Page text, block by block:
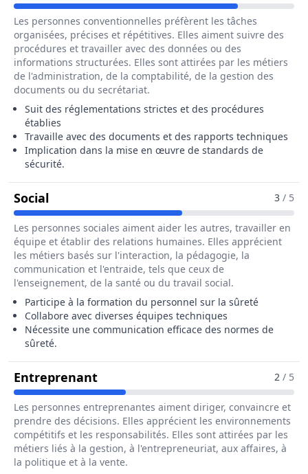
Les personnes conventionnelles préfèrent les tâches
organisées, précises et répétitives. Elles aiment suivre des
procédures et travailler avec des données ou des
informations structurées. Elles sont attirées par les métiers
de l'administration, de la comptabilité, de la gestion des
documents ou du secrétariat.
Suit des réglementations strictes et des procédures
établies
Travaille avec des documents et des rapports techniques
Implication dans la mise en œuvre de standards de
sécurité.
SocialPour Le Métier De Ingénieur / 3 / 5
Les personnes sociales aiment aider les autres, travailler en
équipe et établir des relations humaines. Elles apprécient
les métiers basés sur l'interaction, la pédagogie, la
communication et l'entraide, tels que ceux de
l'enseignement, de la santé ou du travail social.
Participe à la formation du personnel sur la sûreté
Collabore avec diverses équipes techniques
Nécessite une communication efficace des normes de
sûreté.
EntreprenantPour Le Métier De Ingénieur /
2 / 5
Les personnes entreprenantes aiment diriger, convaincre et
prendre des décisions. Elles apprécient les environnements
compétitifs et les responsabilités. Elles sont attirées par les
métiers liés à la gestion, à l'entrepreneuriat, aux affaires, à
la politique et à la vente.